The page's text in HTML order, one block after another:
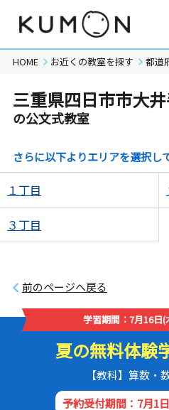
HOME お近くの教室を探す 都道
三重県四日市市大
の公文式教室
さらに以下よりエリアを選択し
１丁目
３丁目
前のページへ戻る
学習期間：7月16日(
夏の無料体験
【教科】算数
予約受付期間：7月1